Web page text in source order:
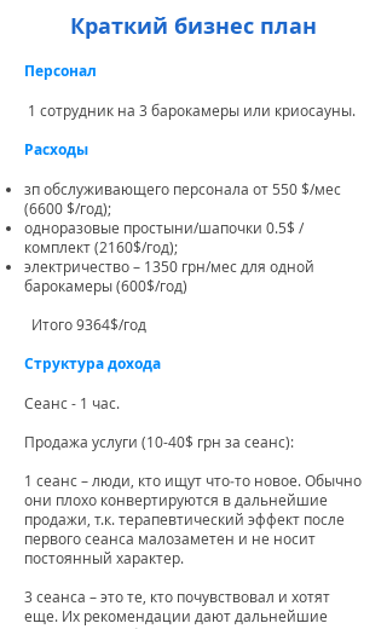
Краткий бизнес план
Персонал
1 сотрудник на 3 барокамеры или криосауны.
Расходы
зп обслуживающего персонала от 550 $/мес
(6600 $/год);
одноразовые простыни/шапочки 0.5$ /
комплект (2160$/год);
электричество – 1350 грн/мес для одной
барокамеры (600$/год)
Итого 9364$/год
Структура дохода
Сеанс - 1 час.
Продажа услуги (10-40$ грн за сеанс):
1 сеанс – люди, кто ищут что‑то новое. Обычно
они плохо конвертируются в дальнейшие
продажи, т.к. терапевтический эффект после
первого сеанса малозаметен и не носит
постоянный характер.
3 сеанса – это те, кто почувствовал и хотят
еще. Их рекомендации дают дальнейшие